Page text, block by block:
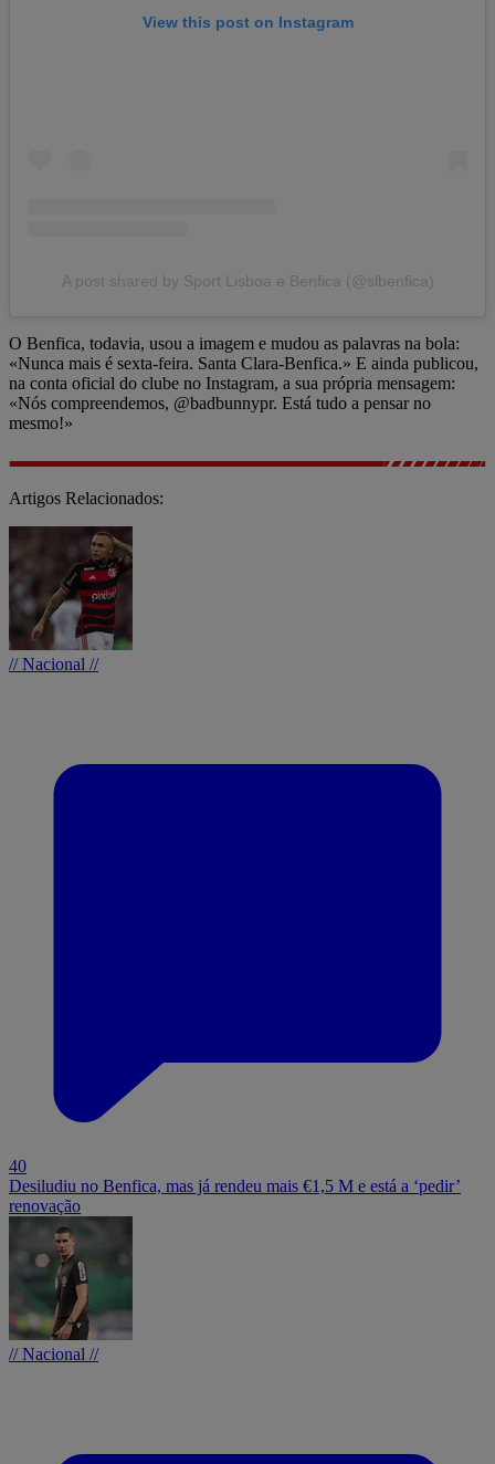
View this post on Instagram
A post shared by Sport Lisboa e Benfica (@slbenfica)
O Benfica, todavia, usou a imagem e mudou as palavras na bola:
«Nunca mais é sexta-feira. Santa Clara-Benfica.» E ainda publicou,
na conta oficial do clube no Instagram, a sua própria mensagem:
«Nós compreendemos, @badbunnypr. Está tudo a pensar no
mesmo!»
Artigos Relacionados:
// Nacional //
40
Desiludiu no Benfica, mas já rendeu mais €1,5 M e está a ‘pedir’
renovação
// Nacional //